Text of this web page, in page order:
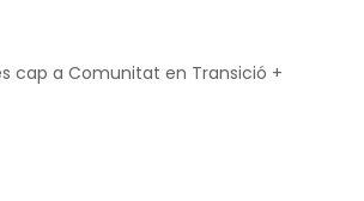
cap a Comunitat en Transició +